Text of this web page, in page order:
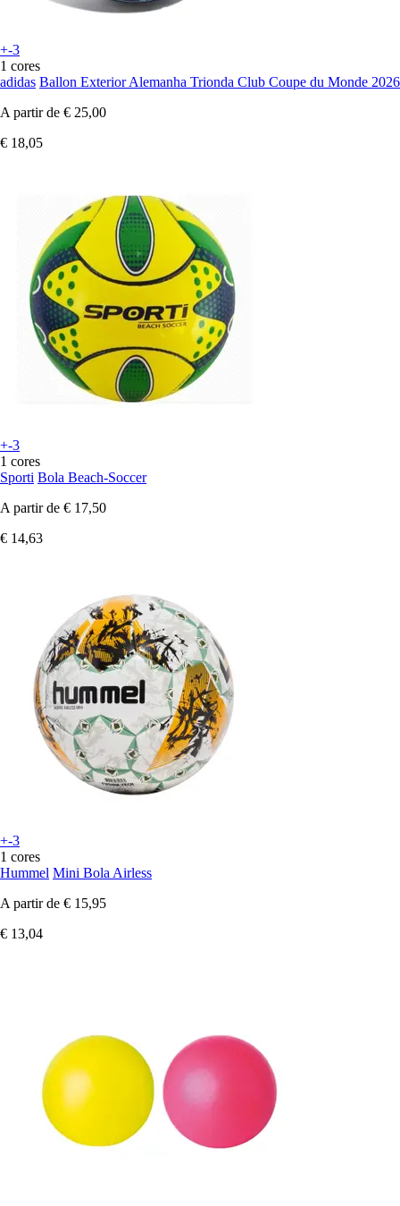
+-3
1 cores
adidas Ballon Exterior Alemanha Trionda Club Coupe du Monde 2026
A partir de € 25,00
€ 18,05
+-3
1 cores
Sporti Bola Beach-Soccer
A partir de € 17,50
€ 14,63
+-3
1 cores
Hummel Mini Bola Airless
A partir de € 15,95
€ 13,04